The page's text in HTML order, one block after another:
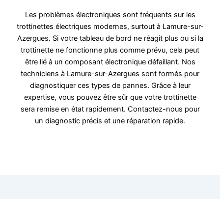
Les problèmes électroniques sont fréquents sur les
trottinettes électriques modernes, surtout à Lamure-sur-
Azergues. Si votre tableau de bord ne réagit plus ou si la
trottinette ne fonctionne plus comme prévu, cela peut
être lié à un composant électronique défaillant. Nos
techniciens à Lamure-sur-Azergues sont formés pour
diagnostiquer ces types de pannes. Grâce à leur
expertise, vous pouvez être sûr que votre trottinette
sera remise en état rapidement. Contactez-nous pour
un diagnostic précis et une réparation rapide.